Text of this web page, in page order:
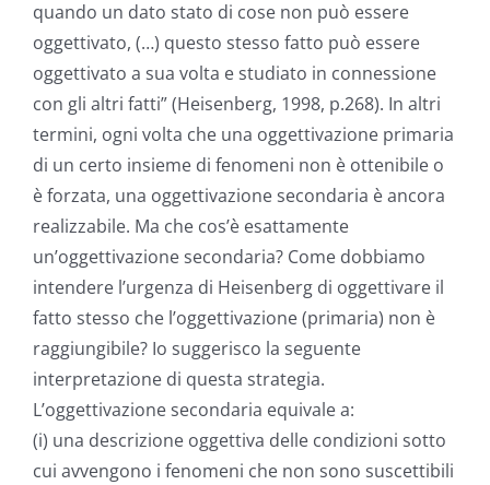
quando un dato stato di cose non può essere
oggettivato, (…) questo stesso fatto può essere
oggettivato a sua volta e studiato in connessione
con gli altri fatti” (Heisenberg, 1998, p.268). In altri
termini, ogni volta che una oggettivazione primaria
di un certo insieme di fenomeni non è ottenibile o
è forzata, una oggettivazione secondaria è ancora
realizzabile. Ma che cos’è esattamente
un’oggettivazione secondaria? Come dobbiamo
intendere l’urgenza di Heisenberg di oggettivare il
fatto stesso che l’oggettivazione (primaria) non è
raggiungibile? Io suggerisco la seguente
interpretazione di questa strategia.
L’oggettivazione secondaria equivale a:
(i) una descrizione oggettiva delle condizioni sotto
cui avvengono i fenomeni che non sono suscettibili